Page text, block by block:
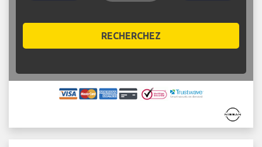
RECHERCHEZ